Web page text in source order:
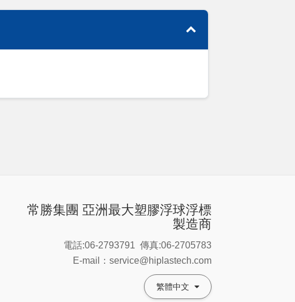
常勝集團 亞洲最大塑膠浮球浮標
製造商
電話:06-2793791 傳真:06-2705783
E-mail：service@hiplastech.com
繁體中文